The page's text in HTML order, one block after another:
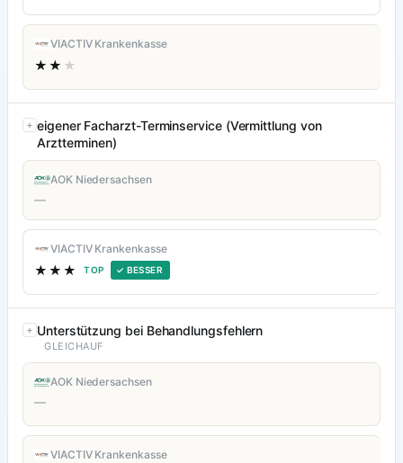
VIACTIV Krankenkasse
★★ ★
eigener Facharzt-Terminservice (Vermittlung von
Arztterminen)
AOK Niedersachsen
—
VIACTIV Krankenkasse
★★★ TOP ✓ BESSER
Unterstützung bei Behandlungsfehlern
GLEICHAUF
AOK Niedersachsen
—
VIACTIV Krankenkasse